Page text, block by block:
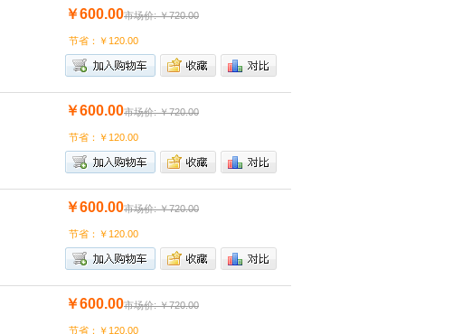
￥600.00市场价: ￥720.00
节省：￥120.00
￥600.00市场价: ￥720.00
节省：￥120.00
￥600.00市场价: ￥720.00
节省：￥120.00
￥600.00市场价: ￥720.00
节省：￥120.00